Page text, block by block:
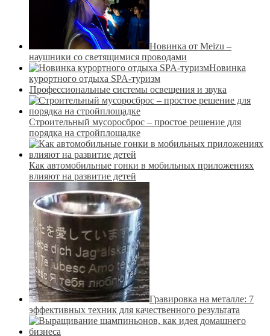
Новинка от Meizu –
наушники со светящимися проводами
Новинка
курортного отдыха SPA-туризм
Профессиональные системы освещения и звука
Строительный мусоросброс – простое решение для
порядка на стройплощадке
Как автомобильные гонки в мобильных приложениях
влияют на развитие детей
Гравировка на металле: 7
эффективных техник для качественного результата